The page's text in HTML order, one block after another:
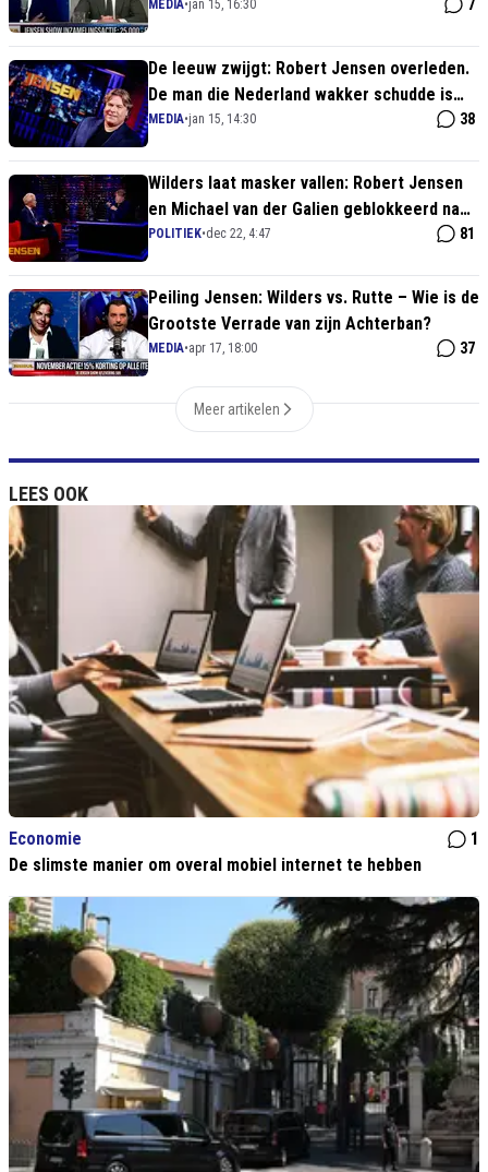
verslagen op dood Robert Jensen
MEDIA•jan 15, 16:30 7
De leeuw zwijgt: Robert Jensen overleden.
De man die Nederland wakker schudde is
niet meer
MEDIA•jan 15, 14:30 38
Wilders laat masker vallen: Robert Jensen
en Michael van der Galien geblokkeerd na
kritiek
POLITIEK•dec 22, 4:47 81
Peiling Jensen: Wilders vs. Rutte – Wie is de
Grootste Verrade van zijn Achterban?
MEDIA•apr 17, 18:00 37
Meer artikelen
LEES OOK
Economie
1
De slimste manier om overal mobiel internet te hebben